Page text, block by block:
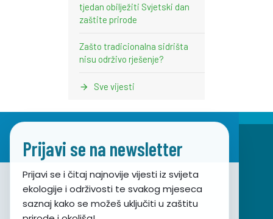
tjedan obilježiti Svjetski dan
zaštite prirode
Zašto tradicionalna sidrišta
nisu održivo rješenje?
Sve vijesti
Prijavi se na newsletter
Prijavi se i čitaj najnovije vijesti iz svijeta
ekologije i održivosti te svakog mjeseca
saznaj kako se možeš uključiti u zaštitu
Udruga za prirodu, okoliš i održivi razvoj Sunce